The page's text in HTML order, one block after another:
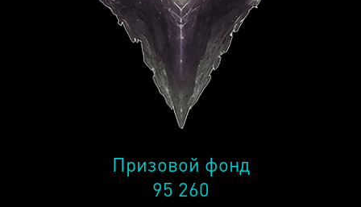
Призовой фонд
95 260